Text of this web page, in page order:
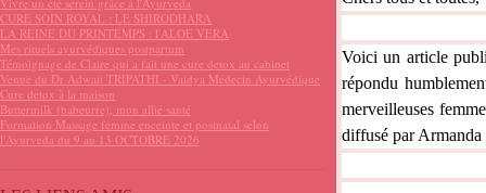
CURE SOIN ROYAL : LE SHIRODHARA
LA REINE DU PRINTEMPS : l'ALOE VERA
Mes rituels ayurvédiques postpartum
Témoignage de Claire qui a fait une cure detox au cabinet
Venue du Dr Adwait TRIPATHI - Vaidya Médecin Ayurvédique
Cure detox à la maison
Buttermilk (babeurre), mon allié santé
Formation Massage femme enceinte et postnatal selon
l'Ayurveda du 9 au 13 OCTOBRE 2026
Voici un article
répondu
merveilleuses
diffusé par Armanda